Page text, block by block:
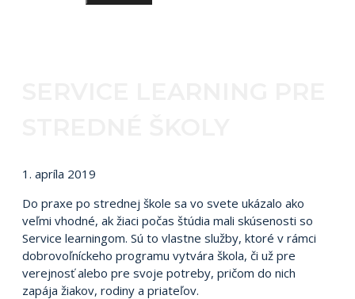
1. apríla 2019
Do praxe po strednej škole sa vo svete ukázalo ako
veľmi vhodné, ak žiaci počas štúdia mali skúsenosti so
Service learningom. Sú to vlastne služby, ktoré v rámci
dobrovoľníckeho programu vytvára škola, či už pre
verejnosť alebo pre svoje potreby, pričom do nich
zapája žiakov, rodiny a priateľov.